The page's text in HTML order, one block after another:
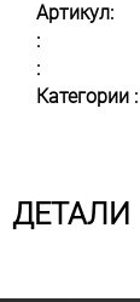
Артикул:
:
:
Категории :
ДЕТАЛИ